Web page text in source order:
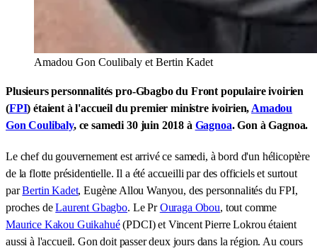
Amadou Gon Coulibaly et Bertin Kadet
Plusieurs personnalités pro-Gbagbo du Front populaire ivoirien
(FPI) étaient à l'accueil du premier ministre ivoirien, Amadou
Gon Coulibaly, ce samedi 30 juin 2018 à Gagnoa. Gon à Gagnoa.
Le chef du gouvernement est arrivé ce samedi, à bord d'un hélicoptère
de la flotte présidentielle. Il a été accueilli par des officiels et surtout
parBertin Kadet, Eugène Allou Wanyou, des personnalités du FPI,
proches deLaurent Gbagbo. Le PrOuraga Obou, tout comme
Maurice Kakou Guikahué(PDCI) et Vincent Pierre Lokrou étaient
aussi à l'accueil. Gon doit passer deux jours dans la région. Au cours